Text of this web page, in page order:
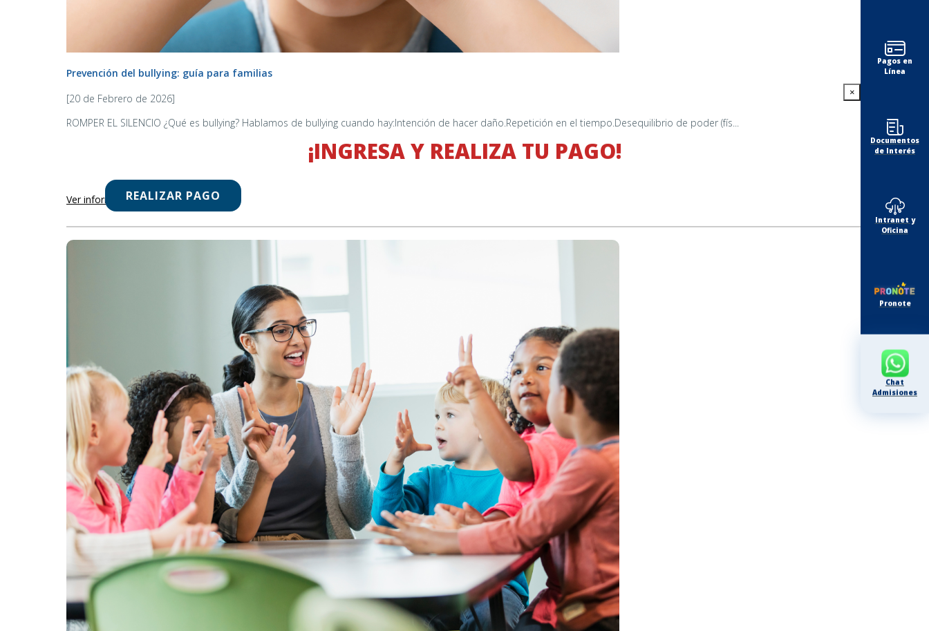
Prevención del bullying: guía para familias
[20 de Febrero de 2026]
ROMPER EL SILENCIO ¿Qué es bullying? Hablamos de bullying cuando hay:Intención de hacer daño.Repetición en el tiempo.Desequilibrio de poder (fís...
Ver información completa
Pagos en
Línea
Documentos
de Interés
Intranet y
Oficina
Pronote
Chat
Admisiones
×
¡INGRESA Y REALIZA TU PAGO!
REALIZAR PAGO